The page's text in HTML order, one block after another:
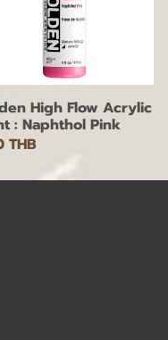
High Flow Acrylic
: Naphthol Pink
THB